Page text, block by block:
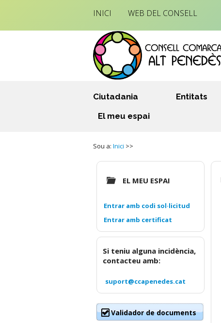
INICI WEB DEL CONSELL
Ciutadania Entitats
El meu espai
Sou a: Inici >>
EL MEU ESPAI
Entrar amb codi sol·licitud
Si teniu alguna incidència,
contacteu amb:
suport@ccapenedes.cat
Validador de documents